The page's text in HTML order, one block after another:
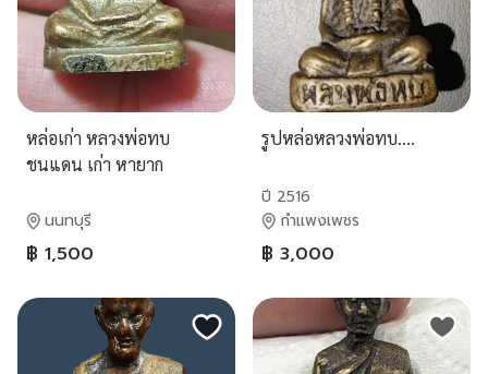
หล่อเก่า หลวงพ่อทบ
ชนแดน เก่า หายาก
นนทบุรี
฿ 1,500
รูปหล่อหลวงพ่อทบ....
ปี 2516
กำแพงเพชร
฿ 3,000